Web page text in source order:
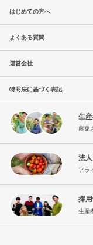
はじめての方へ
よくある質問
運営会社
特商法に基づく表記
生
農家
法
アラ
採
生産